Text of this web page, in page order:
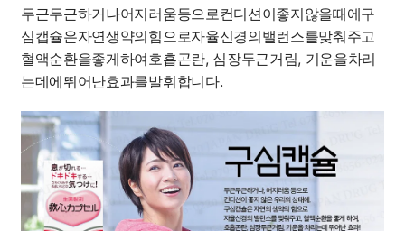
두근두근하거나어지러움등으로컨디션이좋지않을때에구
심캡슐은자연생약의힘으로자율신경의밸런스를맞춰주고
혈액순환을좋게하여호흡곤란, 심장두근거림, 기운을차리
는데에뛰어난효과를발휘합니다.